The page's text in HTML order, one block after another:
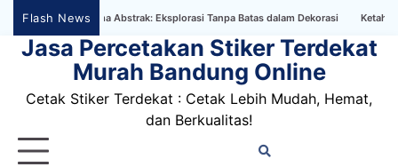
Skip
content
Flash News
Bertema Abstrak: Eksplorasi Tanpa Batas dalam Dekorasi Ketahanan
Jasa Percetakan Stiker Terdekat
Murah Bandung Online
Cetak Stiker Terdekat : Cetak Lebih Mudah, Hemat,
dan Berkualitas!